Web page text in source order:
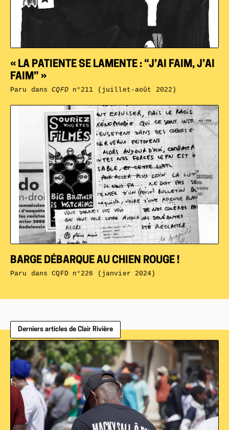
BARGE DÉBARQUE AU CHIEN ROUGE !
Paru dansCQFD n°226 (janvier 2024)
« LA PATIENTE SE LAMENTE : “J’AI FAIM, J’AI
FAIM” »
Paru dansCQFDn°211 (juillet-août 2022)
Derniers articles de Clair Rivière